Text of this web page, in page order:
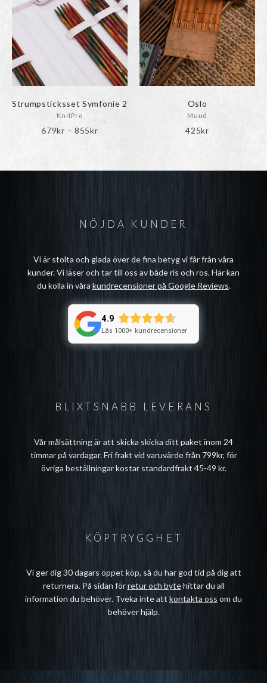
Strumpsticksset Symfonie 2
KnitPro
679kr – 855krPrisintervall:
855kr
varianter.
De
olika
alternativen
på
Oslo
Muud
425kr
varianter.
De
olika
alternativen
kan
väljas
på
produktsidan
BLIXTSNABB LEVERANS
Vår målsättning är att skicka skicka ditt paket inom 24
timmar på vardagar. Fri frakt vid varuvärde från 799kr, för
övriga beställningar kostar standardfrakt 45-49 kr.
NÖJDA KUNDER
Vi är stolta och glada över de fina betyg vi får från våra
kunder. Vi läser och tar till oss av både ris och ros. Här kan
du kolla in våra kundrecensioner på Google Reviews.
4.9
Läs 1000+ kundrecensioner
KÖPTRYGGHET
Vi ger dig 30 dagars öppet köp, så du har god tid på dig att
returnera. På sidan förretur och bytehittar du all
information du behöver. Tveka inte att kontakta oss om du
behöver hjälp.